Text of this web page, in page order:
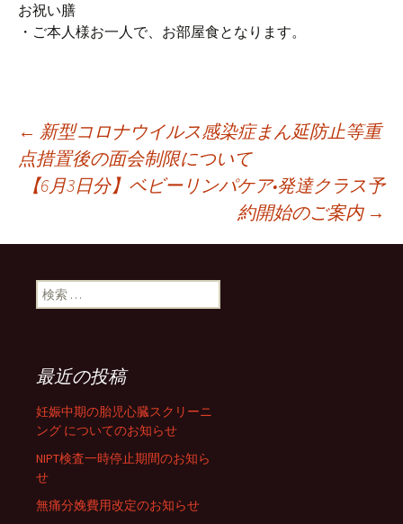
お祝い膳
・ご本人様お一人で、お部屋食となります。
投稿ナビゲーション
← 新型コロナウイルス感染症まん延防止等重
点措置後の面会制限について
【6月3日分】ベビーリンパケア•発達クラス予
約開始のご案内 →
検索:
最近の投稿
妊娠中期の胎児心臓スクリーニ
ング についてのお知らせ
NIPT検査一時停止期間のお知ら
せ
無痛分娩費用改定のお知らせ